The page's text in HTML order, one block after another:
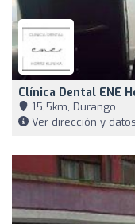
Clínica Dental ENE
15,5km, Durango
Ver dirección y